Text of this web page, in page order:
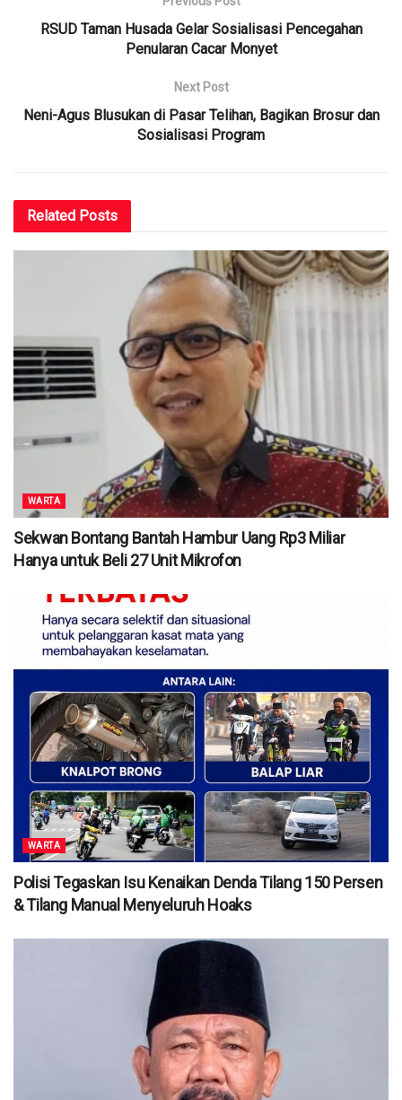
RSUD Taman Husada Gelar Sosialisasi Pencegahan
Penularan Cacar Monyet
Next Post
Neni-Agus Blusukan di Pasar Telihan, Bagikan Brosur dan
Sosialisasi Program
Related Posts
WARTA
Sekwan Bontang Bantah Hambur Uang Rp3 Miliar
Hanya untuk Beli 27 Unit Mikrofon
WARTA
Polisi Tegaskan Isu Kenaikan Denda Tilang 150 Persen
& Tilang Manual Menyeluruh Hoaks